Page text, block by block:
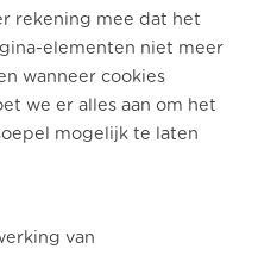
rekening mee dat het
elementen niet meer
wanneer cookies
we er alles aan om het
mogelijk te laten
van